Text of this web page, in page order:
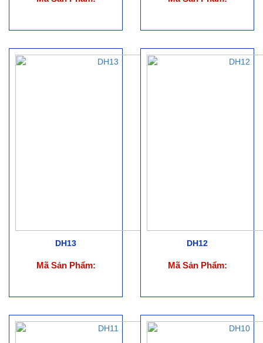
DH13
Mã Sản Phẩm:
DH12
Mã Sản Phẩm: